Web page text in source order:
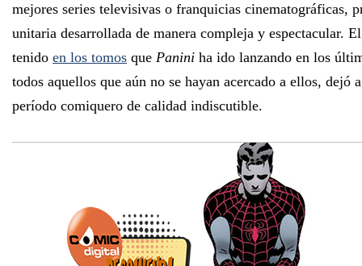
mejores series televisivas o franquicias cinematográficas,
unitaria desarrollada de manera compleja y espectacular.
tenido en los tomos que Panini ha ido lanzando en los
todos aquellos que aún no se hayan acercado a ellos, dejó
período comiquero de calidad indiscutible.